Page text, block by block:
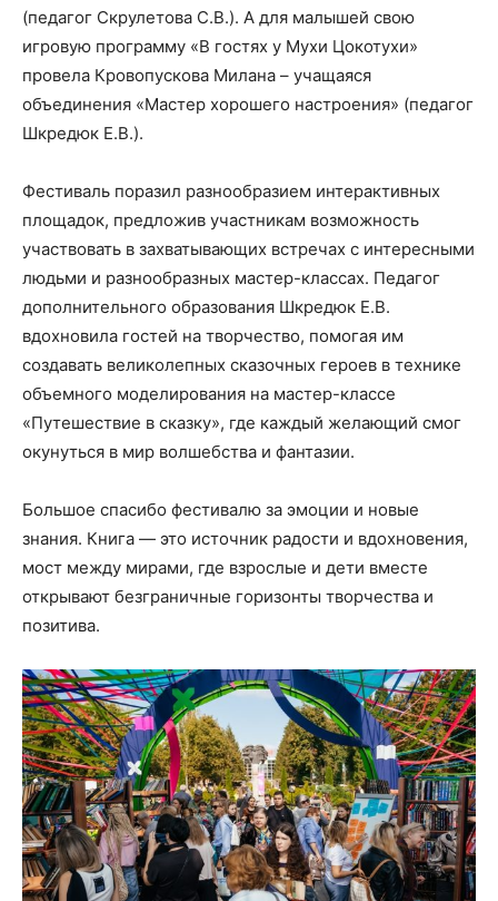
(педагог Скрулетова С.В.). А для малышей свою
игровую программу «В гостях у Мухи Цокотухи»
провела Кровопускова Милана – учащаяся
объединения «Мастер хорошего настроения» (педагог
Шкредюк Е.В.).
Фестиваль поразил разнообразием интерактивных
площадок, предложив участникам возможность
участвовать в захватывающих встречах с интересными
людьми и разнообразных мастер-классах. Педагог
дополнительного образования Шкредюк Е.В.
вдохновила гостей на творчество, помогая им
создавать великолепных сказочных героев в технике
объемного моделирования на мастер-классе
«Путешествие в сказку», где каждый желающий смог
окунуться в мир волшебства и фантазии.
Большое спасибо фестивалю за эмоции и новые
знания. Книга — это источник радости и вдохновения,
мост между мирами, где взрослые и дети вместе
открывают безграничные горизонты творчества и
позитива.